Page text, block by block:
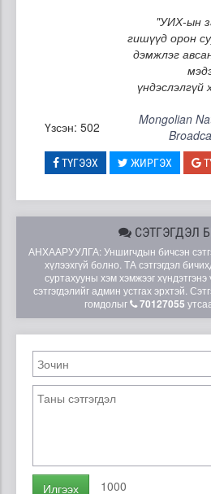
"УИХ-ын
гишүүд орон
дэмжлэг
үндэслэлгүй
Үзсэн: 502
Mongolian
ТҮГЭЭХ ЖИРГЭХ
СЭТГЭГДЭЛ
АНХААРУУЛГА: Уншигчдын бичсэн
хүлээхгүй болно. ТА сэтгэгдэл
суртахууны хэм хэмжээг
сэтгэгдэлийг админ устгах эрхтэй.
гомдолыг
70127055
Илгээх 1000